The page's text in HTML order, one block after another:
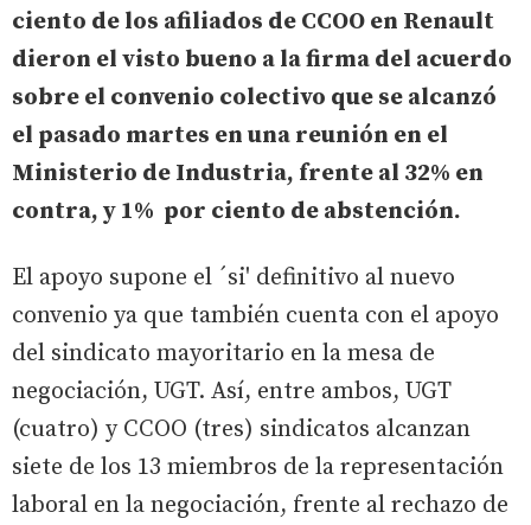
ciento de los afiliados de CCOO en Renault
dieron el visto bueno a la firma del acuerdo
sobre el convenio colectivo que se alcanzó
el pasado martes en una reunión en el
Ministerio de Industria, frente al 32% en
contra, y 1% por ciento de abstención.
El apoyo supone el ´si' definitivo al nuevo
convenio ya que también cuenta con el apoyo
del sindicato mayoritario en la mesa de
negociación, UGT. Así, entre ambos, UGT
(cuatro) y CCOO (tres) sindicatos alcanzan
siete de los 13 miembros de la representación
laboral en la negociación, frente al rechazo de